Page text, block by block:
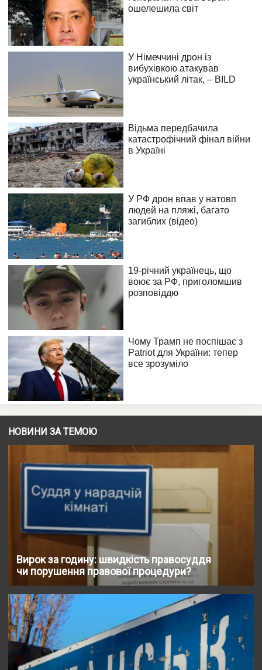
НОВИНИ ЗА ТЕМОЮ
Вирок за годину: швидкість правосуддя
чи порушення правової процедури?